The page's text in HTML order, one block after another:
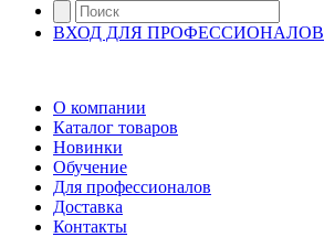
ВХОД ДЛЯ ПРОФЕССИОНАЛОВ
О компании
Каталог товаров
Новинки
Обучение
Для профессионалов
Доставка
Контакты